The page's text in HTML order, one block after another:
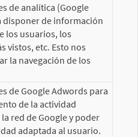
de analítica (Google
disponer de información
los usuarios, los
vistos, etc. Esto nos
la navegación de los
de Google Adwords para
de la actividad
red de Google y poder
adaptada al usuario.